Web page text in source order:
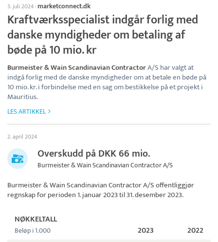
3. juli 2024· marketconnect.dk
Kraftværksspecialist indgår forlig med
danske myndigheder om betaling af
bøde på 10 mio. kr
Burmeister & Wain Scandinavian ContractorA/S har valgt at
indgå forlig med de danske myndigheder om at betale en bøde på
10 mio. kr. i forbindelse med en sag om bestikkelse på et projekt i
Mauritius.
LES ARTIKKEL
2. april 2024
Overskudd på DKK 66 mio.
Burmeister & Wain Scandinavian Contractor A/S
Burmeister & Wain Scandinavian Contractor A/Soffentliggjør
regnskap for perioden 1. januar 2023 til 31. desember 2023.
NØKKELTALL
Beløp i 1.000 2023 2022